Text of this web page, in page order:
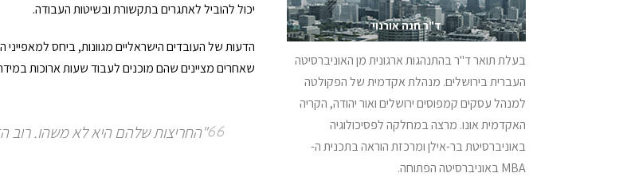
יכול להוביל לאתגרים בתקשורת ובשיטות העבודה.
הדעות של העובדים הישראליים מגוונות, ביחס
שאחרים מציינים שהם מוכנים לעבוד שעות ארוכות
"החריצות שלהם היא לא משהו. רוב
ד"ר חנה אורנוי
בעלת תואר ד"ר בהתנהגות ארגונית מן האוניברסיטה
העברית בירושלים. מנהלת אקדמית של הפקולטה
למנהל עסקים קמפוסים ירושלים ואור יהודה, הקריה
האקדמית אונו. מרצה במחלקה לפסיכולוגיה
באוניברסיטת בר-אילן ומרכזת הוראה בתכנית ה-
MBA באוניברסיטה הפתוחה.